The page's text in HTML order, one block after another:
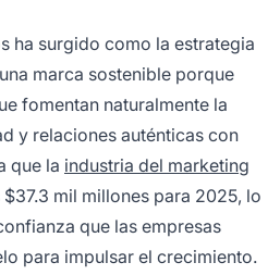
ha surgido como la estrategia
marca sostenible porque
fomentan naturalmente la
y relaciones auténticas con
que la industria del marketing
mil millones para 2025, lo
que las empresas
para impulsar el crecimiento.